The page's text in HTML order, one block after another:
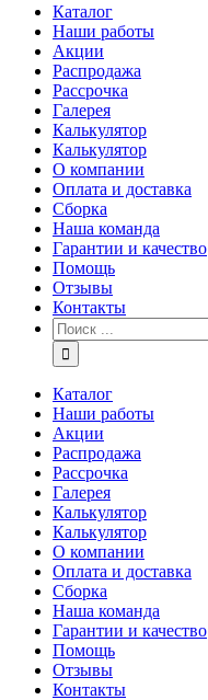
Каталог
Наши работы
Акции
Распродажа
Рассрочка
Галерея
Калькулятор
Калькулятор
О компании
Оплата и доставка
Сборка
Наша команда
Гарантии и качество
Помощь
Отзывы
Контакты
Каталог
Наши работы
Акции
Распродажа
Рассрочка
Галерея
Калькулятор
Калькулятор
О компании
Оплата и доставка
Сборка
Наша команда
Гарантии и качество
Помощь
Отзывы
Контакты